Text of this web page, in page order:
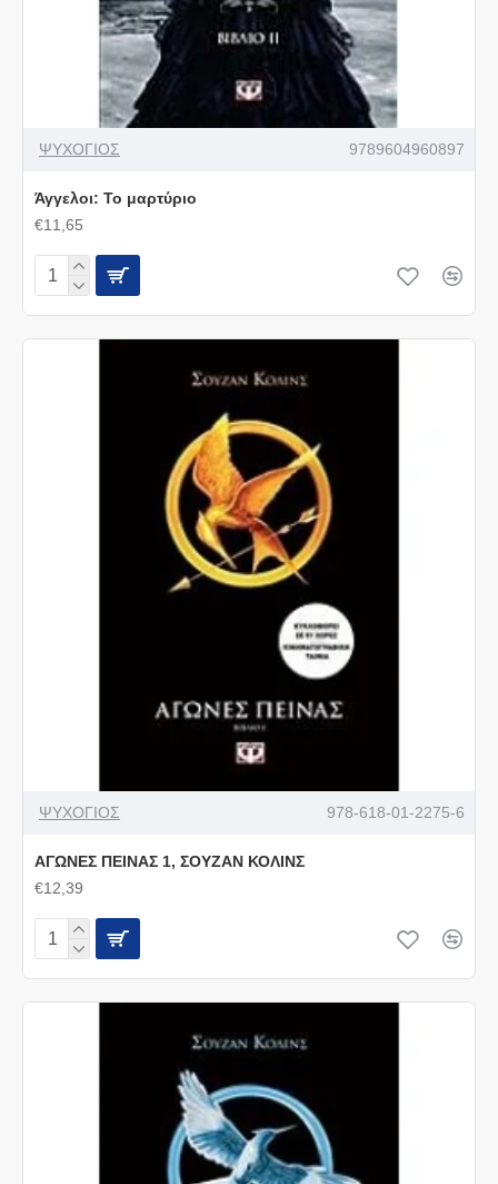
ΨΥΧΟΓΙΟΣ 9789604960897
Άγγελοι: Το μαρτύριο
€11,65
ΨΥΧΟΓΙΟΣ 978-618-01-2275-6
ΑΓΩΝΕΣ ΠΕΙΝΑΣ 1, ΣΟΥΖΑΝ ΚΟΛΙΝΣ
€12,39